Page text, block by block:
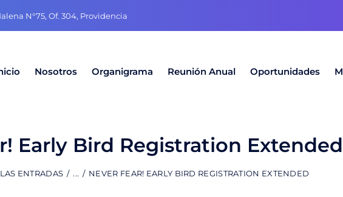
N°75, Of. 304, Providencia
Nosotros Organigrama Reunión Anual Oportunidades
Early Bird Registration Extended
ENTRADAS ... NEVER FEAR! EARLY BIRD REGISTRATION EXTENDED